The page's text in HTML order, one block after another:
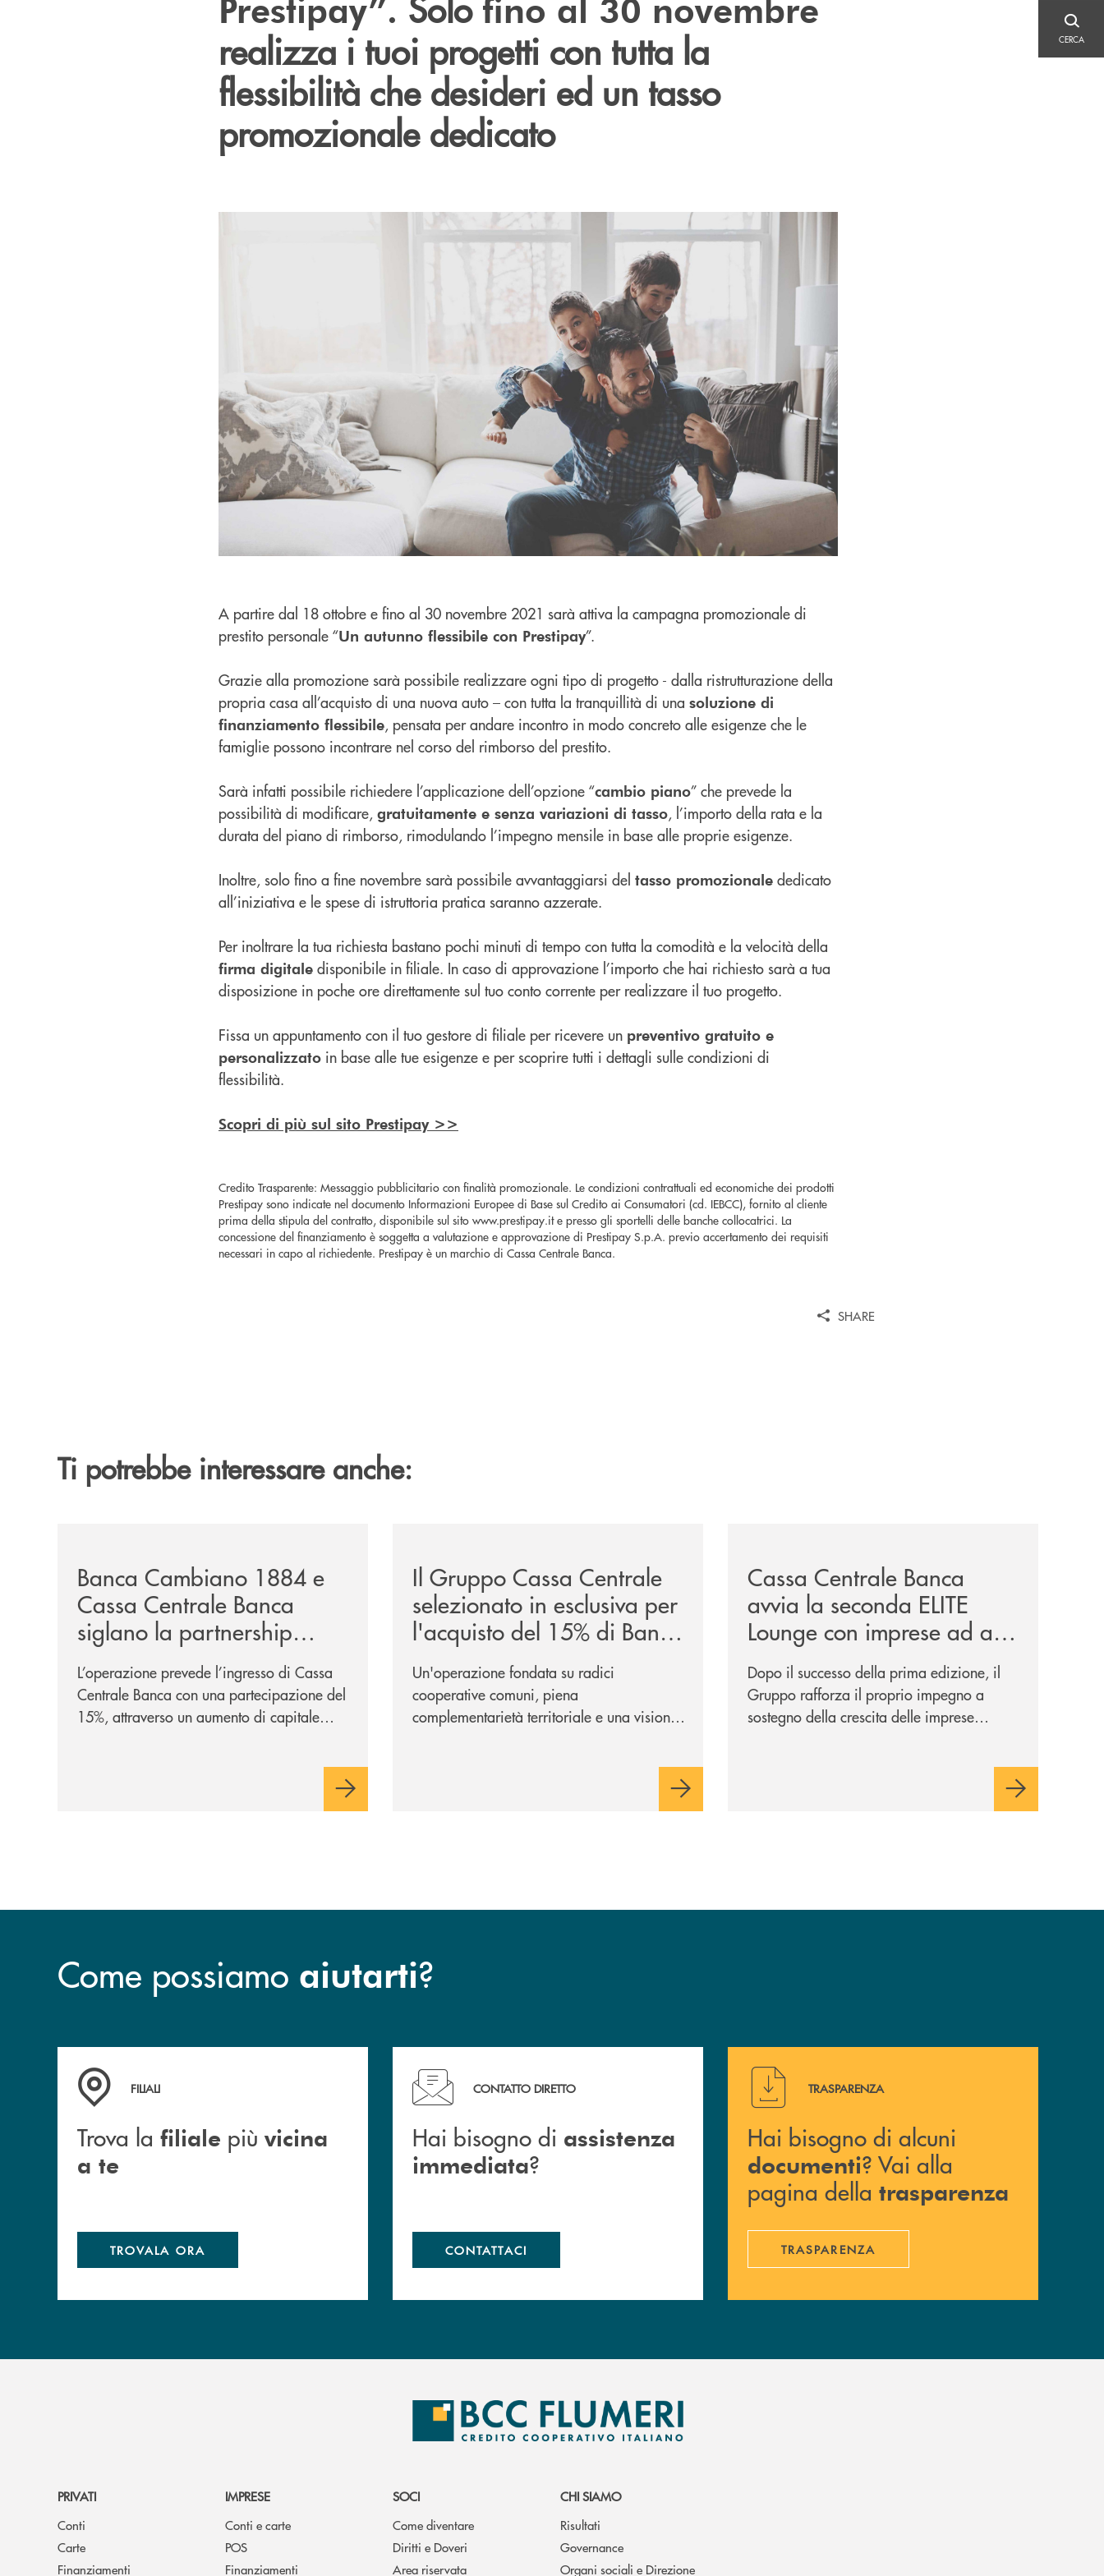
CERCA
realizza i tuoi progetti con tutta la
flessibilità che desideri ed un tasso
promozionale dedicato
A partire dal 18 ottobre e fino al 30 novembre 2021 sarà attiva la campagna promozionale di
prestito personale “Un autunno flessibile con Prestipay”.
Grazie alla promozione sarà possibile realizzare ogni tipo di progetto - dalla ristrutturazione della
propria casa all’acquisto di una nuova auto – con tutta la tranquillità di una soluzione di
finanziamento flessibile, pensata per andare incontro in modo concreto alle esigenze che le
famiglie possono incontrare nel corso del rimborso del prestito.
Sarà infatti possibile richiedere l’applicazione dell’opzione “cambio piano” che prevede la
possibilità di modificare, gratuitamente e senza variazioni di tasso, l’importo della rata e la
durata del piano di rimborso, rimodulando l’impegno mensile in base alle proprie esigenze.
Inoltre, solo fino a fine novembre sarà possibile avvantaggiarsi del tasso promozionale dedicato
all’iniziativa e le spese di istruttoria pratica saranno azzerate.
Per inoltrare la tua richiesta bastano pochi minuti di tempo con tutta la comodità e la velocità della
firma digitale disponibile in filiale. In caso di approvazione l’importo che hai richiesto sarà a tua
disposizione in poche ore direttamente sul tuo conto corrente per realizzare il tuo progetto.
Fissa un appuntamento con il tuo gestore di filiale per ricevere un preventivo gratuito e
personalizzato in base alle tue esigenze e per scoprire tutti i dettagli sulle condizioni di
flessibilità.
Scopri di più sul sito Prestipay >>
Credito Trasparente: Messaggio pubblicitario con finalità promozionale. Le condizioni contrattuali ed economiche dei prodotti
Prestipay sono indicate nel documento Informazioni Europee di Base sul Credito ai Consumatori (cd. IEBCC), fornito al cliente
prima della stipula del contratto, disponibile sul sito www.prestipay.it e presso gli sportelli delle banche collocatrici. La
concessione del finanziamento è soggetta a valutazione e approvazione di Prestipay S.p.A. previo accertamento dei requisiti
necessari in capo al richiedente. Prestipay è un marchio di Cassa Centrale Banca.
SHARE
Ti potrebbe interessare anche:
Banca Cambiano 1884 e
Cassa Centrale Banca
siglano la partnership
strategica
L’operazione prevede l’ingresso di Cassa
Centrale Banca con una partecipazione del
15%, attraverso un aumento di capitale
sulla condivisione di valori comuni e sulla
prossimità ai territori, per ampliare l’offerta
Il Gruppo Cassa Centrale
selezionato in esclusiva per
l'acquisto del 15% di Banca
Cambiano 1884
Un'operazione fondata su radici
cooperative comuni, piena
complementarietà territoriale e una visione
Cassa Centrale Banca
avvia la seconda ELITE
Lounge con imprese ad alto
potenziale
Dopo il successo della prima edizione, il
Gruppo rafforza il proprio impegno a
sostegno della crescita delle imprese
Come possiamo aiutarti?
Trova la filiale più vicina a te
FILIALI
Trova la filiale più vicina
a te
TROVALA ORA
Hai bisogno di assistenza immediata ?
CONTATTO DIRETTO
Hai bisogno di assistenza
immediata?
CONTATTACI
Hai bisogno di alcuni documenti ? Vai alla pagina della
TRASPARENZA
Hai bisogno di alcuni
documenti? Vai alla
pagina della trasparenza
TRASPARENZA
PRIVATI
Conti
Carte
Finanziamenti
IMPRESE
Conti e carte
POS
Finanziamenti
SOCI
Come diventare
Diritti e Doveri
Area riservata
CHI SIAMO
Risultati
Governance
Organi sociali e Direzione